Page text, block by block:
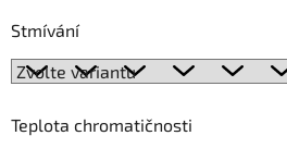
Stmívání
Teplota chromatičnosti